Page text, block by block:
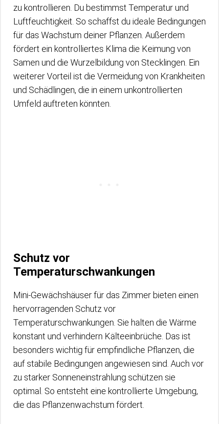
zu kontrollieren. Du bestimmst Temperatur und
Luftfeuchtigkeit. So schaffst du ideale Bedingungen
für das Wachstum deiner Pflanzen. Außerdem
fördert ein kontrolliertes Klima die Keimung von
Samen und die Wurzelbildung von Stecklingen. Ein
weiterer Vorteil ist die Vermeidung von Krankheiten
und Schädlingen, die in einem unkontrollierten
Umfeld auftreten könnten.
Schutz vor
Temperaturschwankungen
Mini-Gewächshäuser für das Zimmer bieten einen
hervorragenden Schutz vor
Temperaturschwankungen. Sie halten die Wärme
konstant und verhindern Kälteeinbrüche. Das ist
besonders wichtig für empfindliche Pflanzen, die
auf stabile Bedingungen angewiesen sind. Auch vor
zu starker Sonneneinstrahlung schützen sie
optimal. So entsteht eine kontrollierte Umgebung,
die das Pflanzenwachstum fördert.